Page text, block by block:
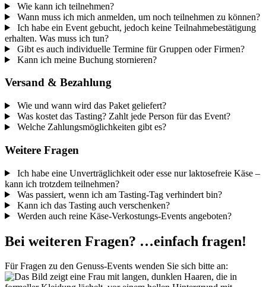
Wie kann ich teilnehmen?
Wann muss ich mich anmelden, um noch teilnehmen zu können?
Ich habe ein Event gebucht, jedoch keine Teilnahmebestätigung
erhalten. Was muss ich tun?
Gibt es auch individuelle Termine für Gruppen oder Firmen?
Kann ich meine Buchung stornieren?
Versand & Bezahlung
Wie und wann wird das Paket geliefert?
Was kostet das Tasting? Zahlt jede Person für das Event?
Welche Zahlungsmöglichkeiten gibt es?
Weitere Fragen
Ich habe eine Unverträglichkeit oder esse nur laktosefreie Käse –
kann ich trotzdem teilnehmen?
Was passiert, wenn ich am Tasting-Tag verhindert bin?
Kann ich das Tasting auch verschenken?
Werden auch reine Käse-Verkostungs-Events angeboten?
Bei weiteren Fragen? …einfach fragen!
Für Fragen zu den Genuss-Events wenden Sie sich bitte an: